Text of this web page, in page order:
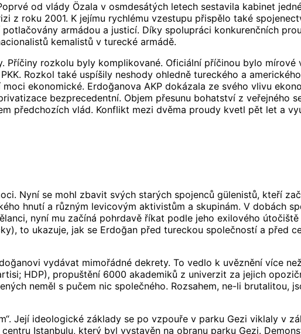
od vlády Özala v osmdesátých letech sestavila kabinet
z roku 2001. K jejímu rychlému vzestupu přispělo také
armádou a justicí. Díky spolupráci konkurenčních
kemalistů v turecké armádě.
Příčiny rozkolu byly komplikované. Oficiální příčinou bylo mírové
Rozkol také uspíšily neshody ohledně tureckého a
ekonomické. Erdoğanova AKP dokázala ze svého vlivu
bezprecedentní. Objem přesunu bohatství z veřejného
předchozích vlád. Konflikt mezi dvěma proudy kvetl pět let a
Nyní se mohl zbavit svých starých spojenců gülenistů, kteří
hnutí a různým levicovým aktivistům a skupinám. V dobách
nyní mu začíná pohrdavě říkat podle jeho exilového útočiště
to ukazuje, jak se Erdoğan před tureckou společností a před
vydávat mimořádné dekrety. To vedlo k uvěznění více
HDP), propuštění 6000 akademiků z univerzit za jejich
neměl s pučem nic společného. Rozsahem, ne-li brutalitou,
Její ideologické základy se po vzpouře v parku Gezi viklaly v
Istanbulu, který byl vystavěn na obranu parku Gezi.